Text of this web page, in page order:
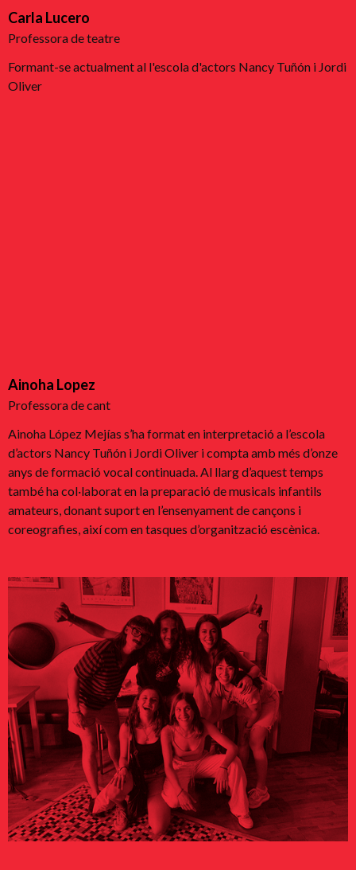
Carla Lucero
Professora de teatre
Formant-se actualment al l'escola d'actors Nancy Tuñón i Jordi
Oliver
Ainoha Lopez
Professora de cant
Ainoha López Mejías s’ha format en interpretació a l’escola
d’actors Nancy Tuñón i Jordi Oliver i compta amb més d’onze
anys de formació vocal continuada. Al llarg d’aquest temps
també ha col·laborat en la preparació de musicals infantils
amateurs, donant suport en l’ensenyament de cançons i
coreografies, així com en tasques d’organització escènica.